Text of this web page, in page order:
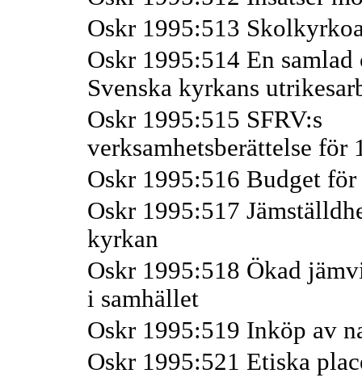
Oskr 1995:513
Oskr 1995:514 En
Svenska kyrkans
Oskr 1995:515 SFRV:s
verksamhetsberättelse för
Oskr 1995:516 Budget för
Oskr 1995:517
kyrkan
Oskr 1995:518 Ökad
i samhället
Oskr 1995:519 Inköp av
Oskr 1995:521 Etiska